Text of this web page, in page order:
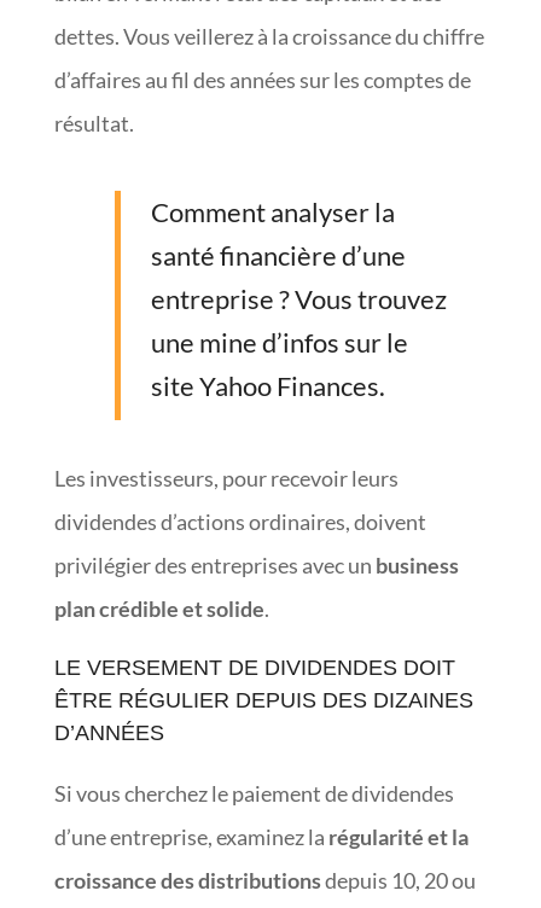
dettes. Vous veillerez à la croissance du chiffre
d’affaires au fil des années sur les comptes de
résultat.
Comment analyser la
santé financière d’une
entreprise ? Vous trouvez
une mine d’infos sur le
site Yahoo Finances.
Les investisseurs, pour recevoir leurs
dividendes d’actions ordinaires, doivent
privilégier des entreprises avec un business
plan crédible et solide.
LE VERSEMENT DE DIVIDENDES DOIT
ÊTRE RÉGULIER DEPUIS DES DIZAINES
D’ANNÉES
Si vous cherchez le paiement de dividendes
d’une entreprise, examinez la régularité et la
croissance des distributionsdepuis 10, 20 ou